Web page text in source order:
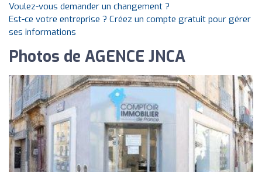
Voulez-vous demander un changement ?
Est-ce votre entreprise ? Créez un compte gratuit pour gérer
ses informations
Photos de AGENCE JNCA